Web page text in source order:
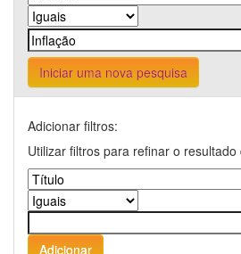
Iniciar uma nova pesquisa
Adicionar filtros:
Utilizar filtros para refinar o resultado